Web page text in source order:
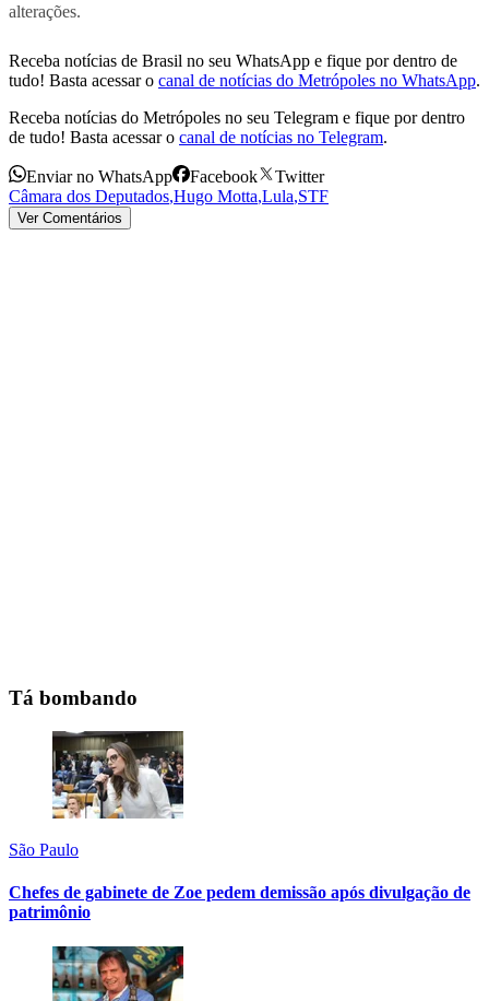
alterações.
Receba notícias de Brasil no seu WhatsApp e fique por dentro de
tudo! Basta acessar o canal de notícias do Metrópoles no WhatsApp.
Receba notícias do Metrópoles no seu Telegram e fique por dentro
de tudo! Basta acessar o canal de notícias no Telegram.
Enviar no WhatsApp Facebook
Twitter
Câmara dos Deputados,Hugo Motta,Lula,STF
Ver Comentários
Tá bombando
São Paulo
Chefes de gabinete de Zoe pedem demissão após divulgação de
patrimônio